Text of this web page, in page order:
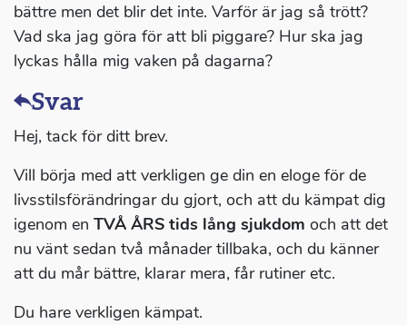
bättre men det blir det inte. Varför är jag så trött?
Vad ska jag göra för att bli piggare? Hur ska jag
lyckas hålla mig vaken på dagarna?
Svar
Hej, tack för ditt brev.
Vill börja med att verkligen ge din en eloge för de
livsstilsförändringar du gjort, och att du kämpat dig
igenom en TVÅ ÅRS tids lång sjukdom och att det
nu vänt sedan två månader tillbaka, och du känner
att du mår bättre, klarar mera, får rutiner etc.
Du hare verkligen kämpat.